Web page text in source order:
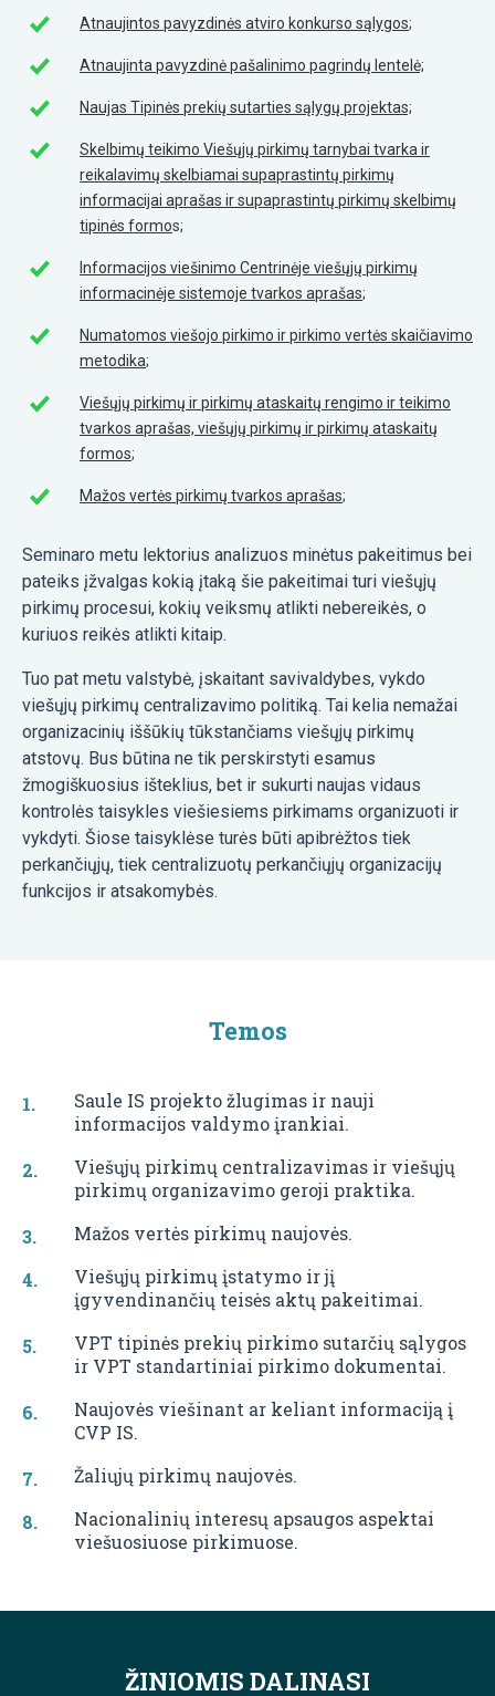
Atnaujintos pavyzdinės atviro konkurso sąlygos;
Atnaujinta pavyzdinė pašalinimo pagrindų lentelė;
Naujas Tipinės prekių sutarties sąlygų projektas;
Skelbimų teikimo Viešųjų pirkimų tarnybai tvarka ir
reikalavimų skelbiamai supaprastintų pirkimų
informacijai aprašas ir supaprastintų pirkimų skelbimų
tipinės formos;
Informacijos viešinimo Centrinėje viešųjų pirkimų
informacinėje sistemoje tvarkos aprašas;
Numatomos viešojo pirkimo ir pirkimo vertės skaičiavimo
metodika;
Viešųjų pirkimų ir pirkimų ataskaitų rengimo ir teikimo
tvarkos aprašas, viešųjų pirkimų ir pirkimų ataskaitų
formos;
Mažos vertės pirkimų tvarkos aprašas;
Seminaro metu lektorius analizuos minėtus pakeitimus bei
pateiks įžvalgas kokią įtaką šie pakeitimai turi viešųjų
pirkimų procesui, kokių veiksmų atlikti nebereikės, o
kuriuos reikės atlikti kitaip.
Tuo pat metu valstybė, įskaitant savivaldybes, vykdo
viešųjų pirkimų centralizavimo politiką. Tai kelia nemažai
organizacinių iššūkių tūkstančiams viešųjų pirkimų
atstovų. Bus būtina ne tik perskirstyti esamus
žmogiškuosius išteklius, bet ir sukurti naujas vidaus
kontrolės taisykles viešiesiems pirkimams organizuoti ir
vykdyti. Šiose taisyklėse turės būti apibrėžtos tiek
perkančiųjų, tiek centralizuotų perkančiųjų organizacijų
funkcijos ir atsakomybės.
Temos
Saule IS projekto žlugimas ir nauji
informacijos valdymo įrankiai.
Viešųjų pirkimų centralizavimas ir viešųjų
pirkimų organizavimo geroji praktika.
Mažos vertės pirkimų naujovės.
Viešųjų pirkimų įstatymo ir jį
įgyvendinančių teisės aktų pakeitimai.
VPT tipinės prekių pirkimo sutarčių sąlygos
ir VPT standartiniai pirkimo dokumentai.
Naujovės viešinant ar keliant informaciją į
CVP IS.
Žaliųjų pirkimų naujovės.
Nacionalinių interesų apsaugos aspektai
viešuosiuose pirkimuose.
ŽINIOMIS DALINASI